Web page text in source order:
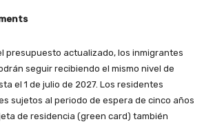
presupuesto actualizado, los inmigrantes
seguir recibiendo el mismo nivel de
el 1 de julio de 2027. Los residentes
sujetos al periodo de espera de cinco años
de residencia (green card) también